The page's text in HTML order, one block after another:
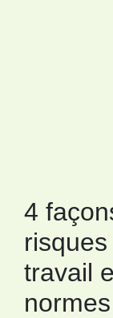
4
travail